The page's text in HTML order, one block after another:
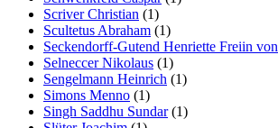
Scriver Christian (1)
Scultetus Abraham (1)
Seckendorff-Gutend Henriette Freiin von
Selneccer Nikolaus (1)
Sengelmann Heinrich (1)
Simons Menno (1)
Singh Saddhu Sundar(1)